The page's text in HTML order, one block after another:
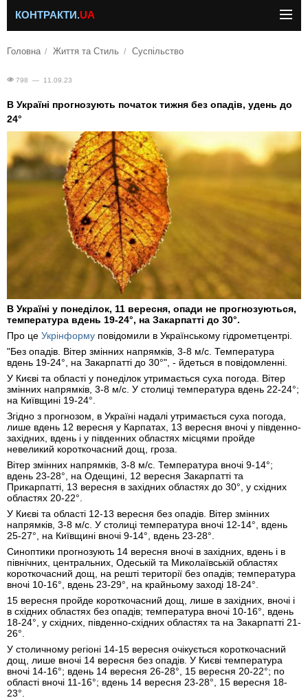
КОНТРАКТИ.UA
Головна Життя та Стиль Суспільство
798 — 11.09.23
В Україні прогнозують початок тижня без опадів, удень до
24°
В Україні у понеділок, 11 вересня, опади не прогнозуються,
температура вдень 19-24°, на Закарпатті до 30°.
Про це Укрінформу повідомили в Українському гідрометцентрі.
"Без опадів. Вітер змінних напрямків, 3-8 м/с. Температура
вдень 19-24°, на Закарпатті до 30°", - йдеться в повідомленні.
У Києві та області у понеділок утримається суха погода. Вітер
змінних напрямків, 3-8 м/с. У столиці температура вдень 22-24°;
на Київщині 19-24°.
Згідно з прогнозом, в Україні надалі утримається суха погода,
лише вдень 12 вересня у Карпатах, 13 вересня вночі у південно-
західних, вдень і у південних областях місцями пройде
невеликий короткочасний дощ, гроза.
Вітер змінних напрямків, 3-8 м/с. Температура вночі 9-14°;
вдень 23-28°, на Одещині, 12 вересня Закарпатті та
Прикарпатті, 13 вересня в західних областях до 30°, у східних
областях 20-22°.
У Києві та області 12-13 вересня без опадів. Вітер змінних
напрямків, 3-8 м/с. У столиці температура вночі 12-14°, вдень
25-27°, на Київщині вночі 9-14°, вдень 23-28°.
Синоптики прогнозують 14 вересня вночі в західних, вдень і в
північних, центральних, Одеській та Миколаївській областях
короткочасний дощ, на решті території без опадів; температура
вночі 10-16°, вдень 23-29°, на крайньому заході 18-24°.
15 вересня пройде короткочасний дощ, лише в західних, вночі і
в східних областях без опадів; температура вночі 10-16°, вдень
18-24°, у східних, південно-східних областях та на Закарпатті 21-
26°.
У столичному регіоні 14-15 вересня очікується короткочасний
дощ, лише вночі 14 вересня без опадів. У Києві температура
вночі 14-16°; вдень 14 вересня 26-28°, 15 вересня 20-22°; по
області вночі 11-16°; вдень 14 вересня 23-28°, 15 вересня 18-
23°.